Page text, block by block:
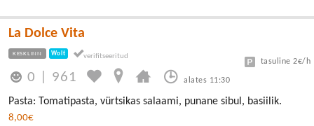
La Dolce Vita
KESKLINN Wolt
0 961 alates 11:30
tasuline 2€/h
Pasta: Tomatipasta, vürtsikas salaami, punane sibul, basiilik.
8,00€